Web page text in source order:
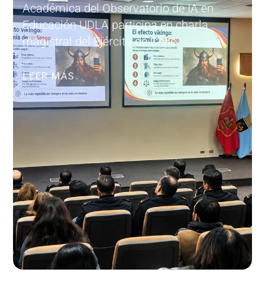
Académica del Observatorio de IA en
Educación UDLA participa en charla
magistral del Ejército de Chile
LEER MÁS